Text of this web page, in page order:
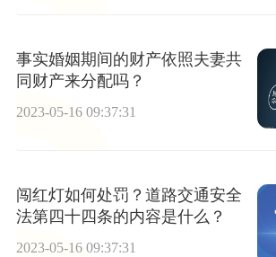
事实婚姻期间的财产依照夫妻共
同财产来分配吗？
2023-05-16 09:37:31
闯红灯如何处罚？道路交通安全
法第四十四条的内容是什么？
2023-05-16 09:37:31